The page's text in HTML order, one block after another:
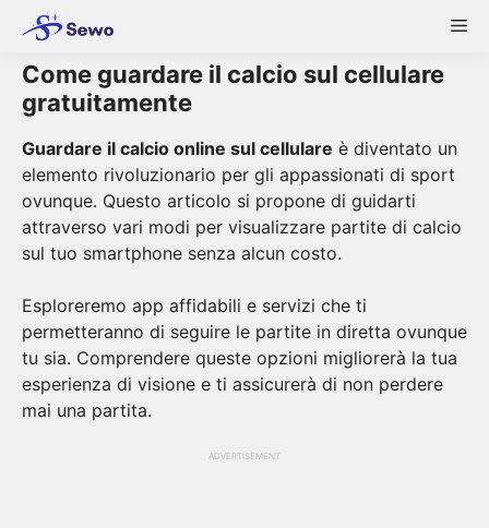
content
Come guardare il calcio sul cellulare
gratuitamente
Guardare il calcio online sul cellulare è diventato un
elemento rivoluzionario per gli appassionati di sport
ovunque. Questo articolo si propone di guidarti
attraverso vari modi per visualizzare partite di calcio
sul tuo smartphone senza alcun costo.
Esploreremo app affidabili e servizi che ti
permetteranno di seguire le partite in diretta ovunque
tu sia. Comprendere queste opzioni migliorerà la tua
esperienza di visione e ti assicurerà di non perdere
mai una partita.
ADVERTISEMENT